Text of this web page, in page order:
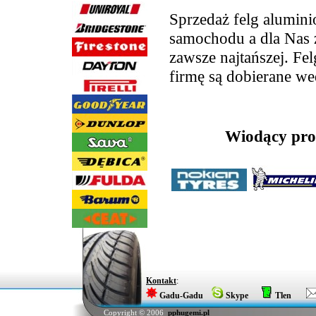
Sprzedaż felg
samochodu a dla
zawsze najtańszej.
firmę są dobierane
Wiodący
Kontakt:
Gadu-Gadu
Skype Tlen
Copyright © 2006 pphugemi.pl